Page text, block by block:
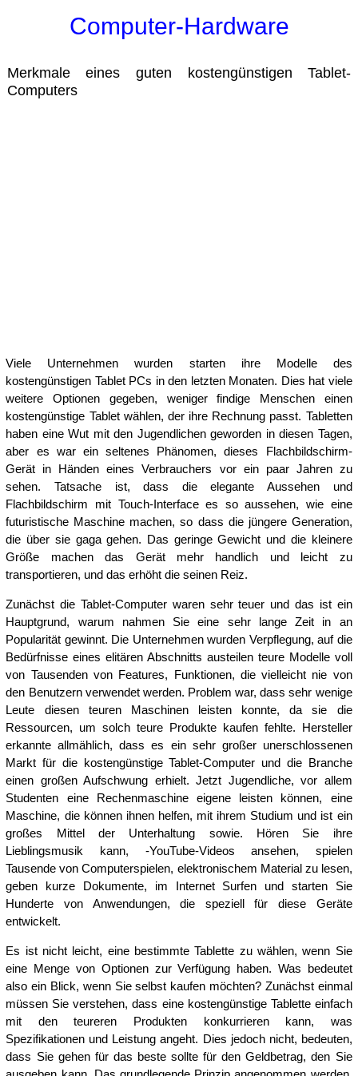
Computer-Hardware
Merkmale eines guten kostengünstigen Tablet-
Computers
Viele Unternehmen wurden starten ihre Modelle des
kostengünstigen Tablet PCs in den letzten Monaten. Dies hat viele
weitere Optionen gegeben, weniger findige Menschen einen
kostengünstige Tablet wählen, der ihre Rechnung passt. Tabletten
haben eine Wut mit den Jugendlichen geworden in diesen Tagen,
aber es war ein seltenes Phänomen, dieses Flachbildschirm-
Gerät in Händen eines Verbrauchers vor ein paar Jahren zu
sehen. Tatsache ist, dass die elegante Aussehen und
Flachbildschirm mit Touch-Interface es so aussehen, wie eine
futuristische Maschine machen, so dass die jüngere Generation,
die über sie gaga gehen. Das geringe Gewicht und die kleinere
Größe machen das Gerät mehr handlich und leicht zu
transportieren, und das erhöht die seinen Reiz.
Zunächst die Tablet-Computer waren sehr teuer und das ist ein
Hauptgrund, warum nahmen Sie eine sehr lange Zeit in an
Popularität gewinnt. Die Unternehmen wurden Verpflegung, auf die
Bedürfnisse eines elitären Abschnitts austeilen teure Modelle voll
von Tausenden von Features, Funktionen, die vielleicht nie von
den Benutzern verwendet werden. Problem war, dass sehr wenige
Leute diesen teuren Maschinen leisten konnte, da sie die
Ressourcen, um solch teure Produkte kaufen fehlte. Hersteller
erkannte allmählich, dass es ein sehr großer unerschlossenen
Markt für die kostengünstige Tablet-Computer und die Branche
einen großen Aufschwung erhielt. Jetzt Jugendliche, vor allem
Studenten eine Rechenmaschine eigene leisten können, eine
Maschine, die können ihnen helfen, mit ihrem Studium und ist ein
großes Mittel der Unterhaltung sowie. Hören Sie ihre
Lieblingsmusik kann, -YouTube-Videos ansehen, spielen
Tausende von Computerspielen, elektronischem Material zu lesen,
geben kurze Dokumente, im Internet Surfen und starten Sie
Hunderte von Anwendungen, die speziell für diese Geräte
entwickelt.
Es ist nicht leicht, eine bestimmte Tablette zu wählen, wenn Sie
eine Menge von Optionen zur Verfügung haben. Was bedeutet
also ein Blick, wenn Sie selbst kaufen möchten? Zunächst einmal
müssen Sie verstehen, dass eine kostengünstige Tablette einfach
mit den teureren Produkten konkurrieren kann, was
Spezifikationen und Leistung angeht. Dies jedoch nicht, bedeuten,
dass Sie gehen für das beste sollte für den Geldbetrag, den Sie